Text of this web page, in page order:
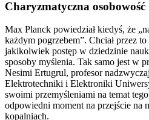
Charyzmatyczna osobowość
Max Planck powiedział kiedyś, że
każdym pogrzebem”. Chciał przez
jakikolwiek postęp w dziedzinie
sposoby myślenia. Tak samo jest w
Nesimi Ertugrul, profesor
Elektrotechniki i Elektroniki
swoimi przemyśleniami na temat
odpowiedni moment na przejście na
kopalniach.